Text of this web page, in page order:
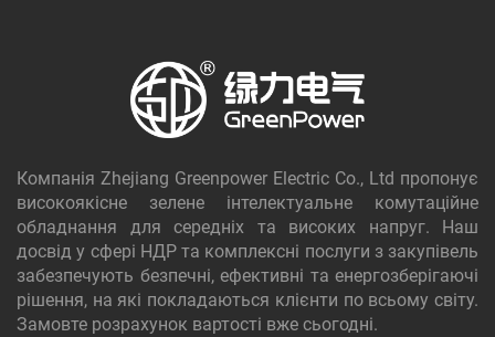
Компанія Zhejiang Greenpower Electric Co., Ltd пропонує
високоякісне зелене інтелектуальне комутаційне
обладнання для середніх та високих напруг. Наш
досвід у сфері НДР та комплексні послуги з закупівель
забезпечують безпечні, ефективні та енергозберігаючі
рішення, на які покладаються клієнти по всьому світу.
Замовте розрахунок вартості вже сьогодні.